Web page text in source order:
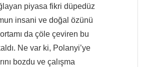
piyasa fikri düpedüz
insani ve doğal özünü
da çöle çeviren bu
Ne var ki, Polanyi’ye
bozdu ve çalışma